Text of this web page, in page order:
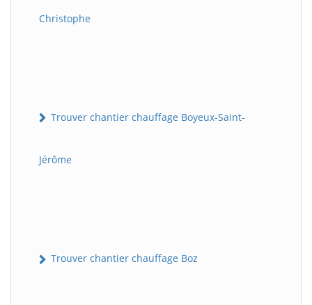
Christophe
Trouver chantier chauffage Boyeux-Saint-
Jérôme
Trouver chantier chauffage Boz